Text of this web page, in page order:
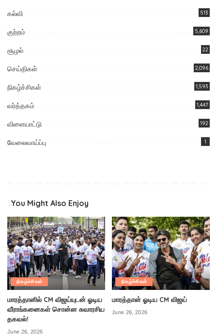
கல்வி 513
குற்றம் 5,609
சூழல் 22
செய்திகள் 2,096
நிகழ்ச்சிகள் 1,593
வர்த்தகம் 1,447
விளையாட்டு 192
வேலைவாய்ப்பு 1
You Might Also Enjoy
நிகழ்ச்சிகள்
மாரத்தானில் CM விஜய்யுடன் ஓடிய
வீராங்கனைகள் சொன்ன சுவாரசிய
தகவல்!
June 26, 2026
நிகழ்ச்சிகள்
மாரத்தான் ஓடிய CM விஜய்
June 26, 2026